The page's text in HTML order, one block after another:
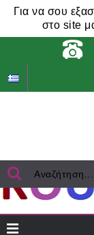
Για να σου
στο site